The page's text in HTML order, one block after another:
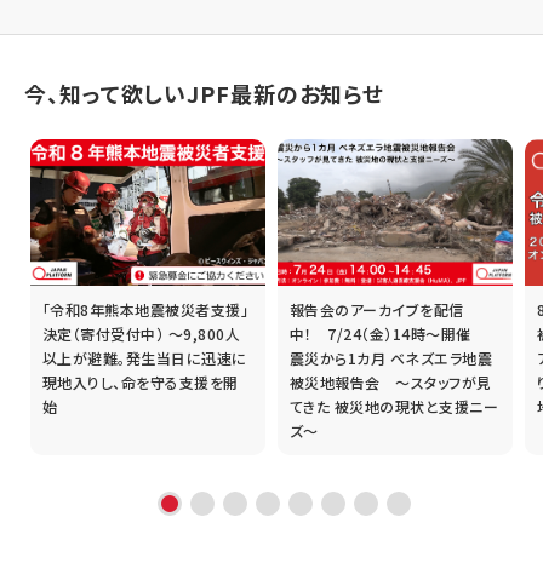
今、知って欲しいJPF最新のお知らせ
「令和8年熊本地震被災者支援」
決定（寄付受付中） ～9,800人
以上が避難。発生当日に迅速に
現地入りし、命を守る支援を開
始
報告会のアーカイブを配信
中！ 7/24（金）14時～開催
震災から1カ月 ベネズエラ地震
被災地報告会 ～スタッフが見
てきた 被災地の現状と支援ニー
ズ～